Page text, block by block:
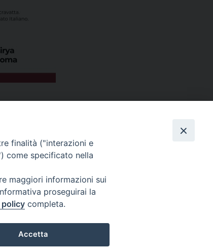
Policy © 2026 WebSeed
finalità ("interazioni e
come specificato nella
maggiori informazioni sui
proseguirai la
completa.
Accetta